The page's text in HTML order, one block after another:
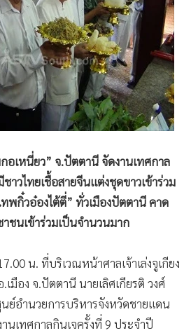
อเหนี่ยว” จ.ปัตตานี จัดงานเทศกาล
าวไทยเชื้อสายจีนแต่งชุดขาวเข้าร่วม
พกิ๋วอ๋องไต้ตี่” ทั่วเมืองปัตตานี คาด
ชนเข้าร่วมเป็นจำนวนมาก
น. ที่บริเวณหน้าศาลเจ้าเล่งจูเกียง
มือง จ.ปัตตานี นายเลิศเกียรติ วงศ์
ย์อำนวยการบริหารจังหวัดชายแดน
นเทศกาลกินเจครั้งที่ 9 ประจำปี